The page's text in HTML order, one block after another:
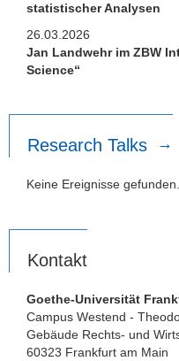
statistischer Analysen
26.03.2026
Jan Landwehr im ZBW
Science“
Research Talks
Keine Ereignisse gefunden.
Kontakt
Goethe-Universität
Campus Westend -
Gebäude Rechts- und
60323 Frankfurt am Main